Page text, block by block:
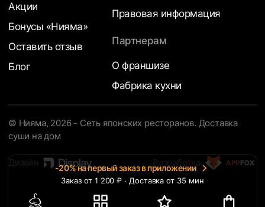
Акции
Бонусы «Нияма»
Оставить отзыв
Блог
Правовая информация
Партнерам
О франшизе
Фабрика кухни
© Нияма, 2026 - Сеть японских ресторанов. Доставка
суши на дом
Дизайн Разработка
-20% на первый заказ в приложении
Заказ от 1 200 ₽ · Доставка от 35 мин